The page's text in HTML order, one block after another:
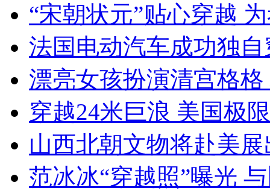
女孩北京地铁殴打老人 痛下狠手拳打脚踢
无痛分娩是否安全 医生回应
外交部：反对强权政治霸凌主义
外交部：有关国家言论片面不公正
“宋朝状元”贴心穿越
法国电动汽车成功独
漂亮女孩扮演清宫格
穿越24米巨浪 美国极
山西北朝文物将赴美
范冰冰“穿越照”曝光